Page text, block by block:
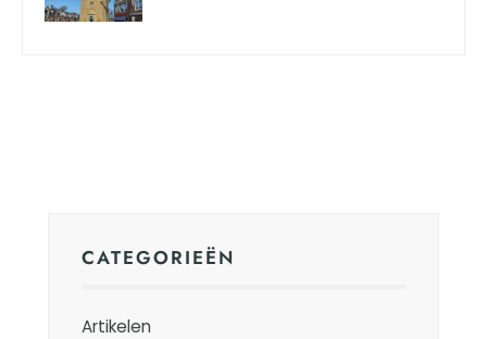
CATEGORIEËN
Artikelen